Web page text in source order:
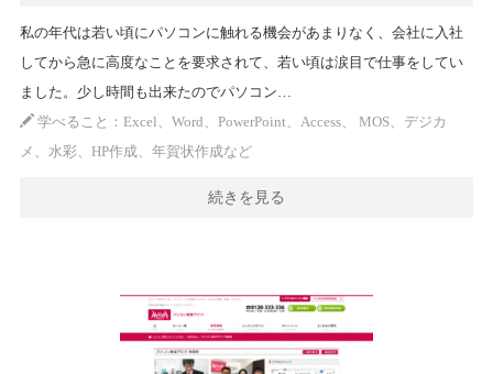
私の年代は若い頃にパソコンに触れる機会があまりなく、会社に入社
してから急に高度なことを要求されて、若い頃は涙目で仕事をしてい
ました。少し時間も出来たのでパソコン…
学べること：Excel、Word、PowerPoint、Access、 MOS、デジカ
メ、水彩、HP作成、年賀状作成など
続きを見る